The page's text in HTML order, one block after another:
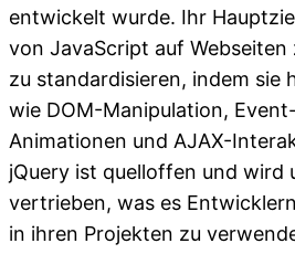
entwickelt wurde. Ihr
von JavaScript auf
zu standardisieren, indem sie
wie DOM-Manipulation,
Animationen und AJAX-
jQuery ist quelloffen und wird
vertrieben, was es
in ihren Projekten zu